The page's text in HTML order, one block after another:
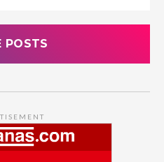
POSTS